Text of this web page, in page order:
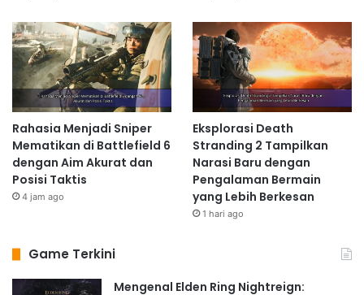
Rahasia Menjadi Sniper
Mematikan di Battlefield 6
dengan Aim Akurat dan
Posisi Taktis
4 jam ago
Eksplorasi Death
Stranding 2 Tampilkan
Narasi Baru dengan
Pengalaman Bermain
yang Lebih Berkesan
1 hari ago
Game Terkini
Mengenal Elden Ring Nightreign: